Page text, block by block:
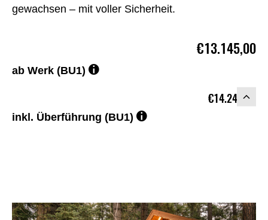
gewachsen – mit voller Sicherheit.
€13.145,00
ab Werk (BU1)
€14.245,00
inkl. Überführung (BU1)